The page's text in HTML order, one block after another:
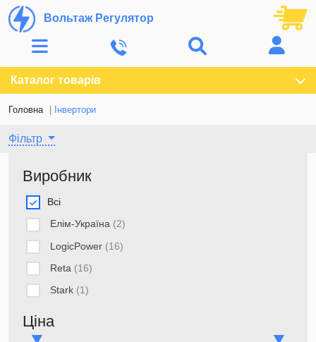
Вольтаж Регулятор
Каталог товарів
Головна Інвертори
Фільтр
Виробник
Всі
Елім-Україна (2)
LogicPower (16)
Reta (16)
Stark (1)
Ціна